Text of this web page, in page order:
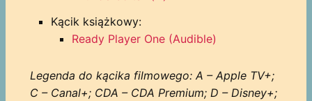
Kącik książkowy:
Ready Player One (Audible)
Legenda do kącika filmowego: A – Apple TV+;
C – Canal+; CDA – CDA Premium; D – Disney+;